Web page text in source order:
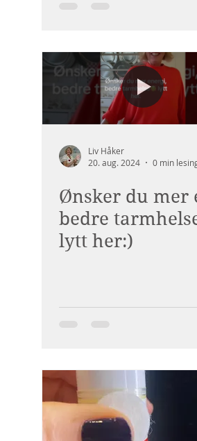
Liv Håker
20. aug. 2024
0 min
Ønsker du mer
bedre
lytt her:)